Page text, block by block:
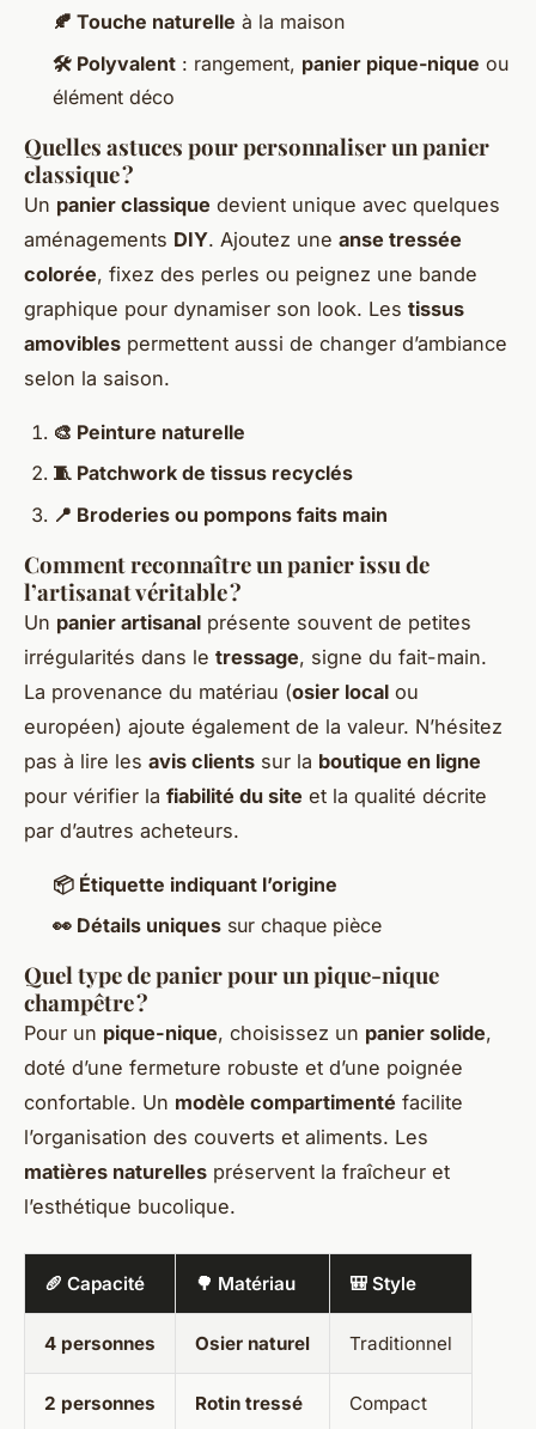
🍂 Touche naturelle à la maison
🛠️ Polyvalent : rangement, panier pique-nique ou
élément déco
Quelles astuces pour personnaliser un panier
classique ?
Un panier classique devient unique avec quelques
aménagements DIY. Ajoutez une anse tressée
colorée, fixez des perles ou peignez une bande
graphique pour dynamiser son look. Les tissus
amovibles permettent aussi de changer d’ambiance
selon la saison.
🎨 Peinture naturelle
🧵 Patchwork de tissus recyclés
📍 Broderies ou pompons faits main
Comment reconnaître un panier issu de
l’artisanat véritable ?
Un panier artisanal présente souvent de petites
irrégularités dans le tressage, signe du fait-main.
La provenance du matériau (osier local ou
européen) ajoute également de la valeur. N’hésitez
pas à lire les avis clients sur la boutique en ligne
pour vérifier la fiabilité du site et la qualité décrite
par d’autres acheteurs.
📦 Étiquette indiquant l’origine
👀 Détails uniques sur chaque pièce
Quel type de panier pour un pique-nique
champêtre ?
Pour un pique-nique, choisissez un panier solide,
doté d’une fermeture robuste et d’une poignée
confortable. Un modèle compartimenté facilite
l’organisation des couverts et aliments. Les
matières naturelles préservent la fraîcheur et
l’esthétique bucolique.
🥖 Capacité 🌳 Matériau 🎒 Style
4 personnes Osier naturel Traditionnel
2 personnes Rotin tressé Compact